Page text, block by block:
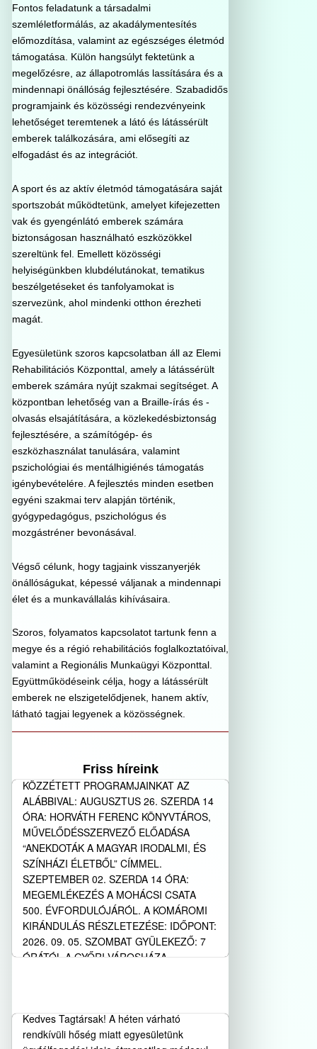
Fontos feladatunk a társadalmi
szemléletformálás, az akadálymentesítés
előmozdítása, valamint az egészséges életmód
támogatása. Külön hangsúlyt fektetünk a
megelőzésre, az állapotromlás lassítására és a
mindennapi önállóság fejlesztésére. Szabadidős
programjaink és közösségi rendezvényeink
lehetőséget teremtenek a látó és látássérült
emberek találkozására, ami elősegíti az
elfogadást és az integrációt.
A sport és az aktív életmód támogatására saját
sportszobát működtetünk, amelyet kifejezetten
vak és gyengénlátó emberek számára
biztonságosan használható eszközökkel
szereltünk fel. Emellett közösségi
helyiségünkben klubdélutánokat, tematikus
beszélgetéseket és tanfolyamokat is
szervezünk, ahol mindenki otthon érezheti
magát.
Egyesületünk szoros kapcsolatban áll az Elemi
Rehabilitációs Központtal, amely a látássérült
emberek számára nyújt szakmai segítséget. A
központban lehetőség van a Braille-írás és -
olvasás elsajátítására, a közlekedésbiztonság
fejlesztésére, a számítógép- és
eszközhasználat tanulására, valamint
pszichológiai és mentálhigiénés támogatás
igénybevételére. A fejlesztés minden esetben
egyéni szakmai terv alapján történik,
gyógypedagógus, pszichológus és
mozgástréner bevonásával.
Végső célunk, hogy tagjaink visszanyerjék
önállóságukat, képessé váljanak a mindennapi
élet és a munkavállalás kihívásaira.
Szoros, folyamatos kapcsolatot tartunk fenn a
megye és a régió rehabilitációs foglalkoztatóival,
valamint a Regionális Munkaügyi Központtal.
Együttműködéseink célja, hogy a látássérült
emberek ne elszigetelődjenek, hanem aktív,
látható tagjai legyenek a közösségnek.
Friss híreink
PROGRAMAJÁNLÓ
KIEGÉSZÍTEM AZ AUGUSZTUSRA
KÖZZÉTETT PROGRAMJAINKAT AZ
ALÁBBIVAL: AUGUSZTUS 26. SZERDA 14
ÓRA: HORVÁTH FERENC KÖNYVTÁROS,
MŰVELŐDÉSSZERVEZŐ ELŐADÁSA
“ANEKDOTÁK A MAGYAR IRODALMI, ÉS
SZÍNHÁZI ÉLETBŐL” CÍMMEL.
SZEPTEMBER 02. SZERDA 14 ÓRA:
MEGEMLÉKEZÉS A MOHÁCSI CSATA
500. ÉVFORDULÓJÁRÓL. A KOMÁROMI
KIRÁNDULÁS RÉSZLETEZÉSE: IDŐPONT:
2026. 09. 05. SZOMBAT GYÜLEKEZŐ: 7
ÓRÁTÓL A GYŐRI VÁROSHÁZA
Kedves Tagtársak! A héten várható
rendkívüli hőség miatt egyesületünk